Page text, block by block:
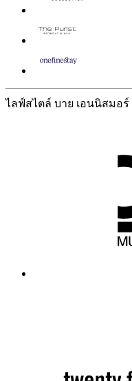
ไลฟ์สไตล์ บาย เอนนิสมอร์